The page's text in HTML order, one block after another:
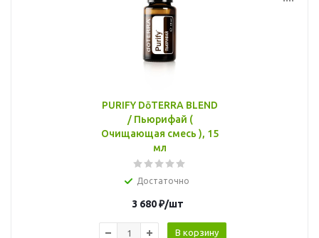
PURIFY DōTERRA BLEND
/ Пьюрифай (
Очищающая смесь ), 15
мл
Достаточно
3 680₽/шт
В корзину